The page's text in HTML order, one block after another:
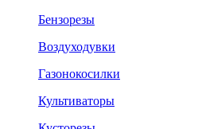
Бензорезы
Воздуходувки
Газонокосилки
Культиваторы